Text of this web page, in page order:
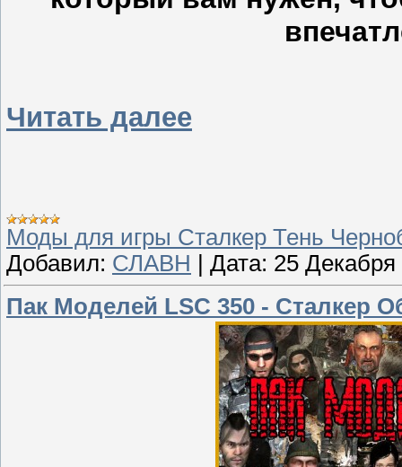
Читать далее
Моды для игры Сталкер Тень
Добавил: СЛАВН Дата: 25 Декабря
Пак Моделей LSC 350 - Сталкер